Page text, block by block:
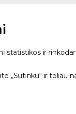
statistikos ir
„Sutinku“ ir toliau